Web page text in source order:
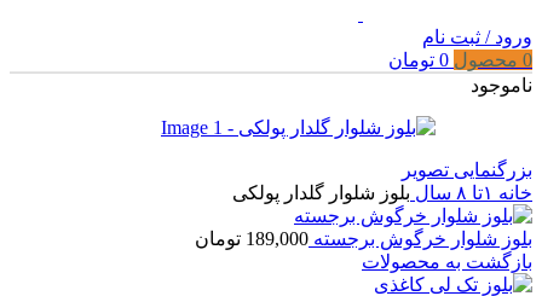
ورود / ثبت نام
0 محصول 0 تومان
ناموجود
بزرگنمایی تصویر
خانه ۱تا ۸ سال بلوز شلوار گلدار پولکی
بلوز شلوار خرگوش برجسته 189,000 تومان
بازگشت به محصولات